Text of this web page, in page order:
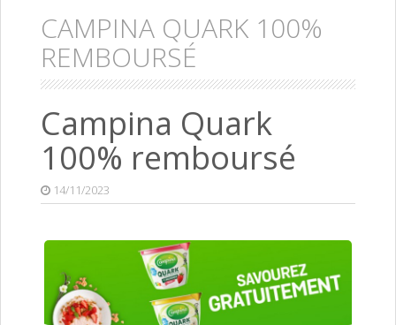
CAMPINA QUARK 100%
REMBOURSÉ
Campina Quark
100% remboursé
14/11/2023